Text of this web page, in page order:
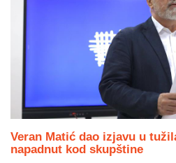
Veran Matić dao izjavu u
napadnut kod skupštine